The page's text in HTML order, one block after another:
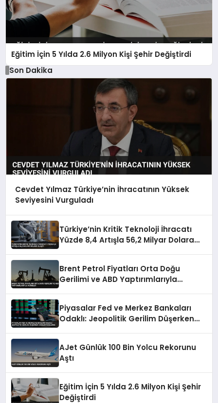
Eğitim İçin 5 Yılda 2.6 Milyon Kişi Şehir Değiştirdi
Son Dakika
Cevdet Yılmaz Türkiye’nin İhracatının Yüksek
Seviyesini Vurguladı
Türkiye’nin Kritik Teknoloji İhracatı
Yüzde 8,4 Artışla 56,2 Milyar Dolara
Brent Petrol Fiyatları Orta Doğu
Gerilimi ve ABD Yaptırımlarıyla
Piyasalar Fed ve Merkez Bankaları
Odaklı: Jeopolitik Gerilim Düşerken
AJet Günlük 100 Bin Yolcu Rekorunu
Aştı
Eğitim İçin 5 Yılda 2.6 Milyon Kişi Şehir
Değiştirdi